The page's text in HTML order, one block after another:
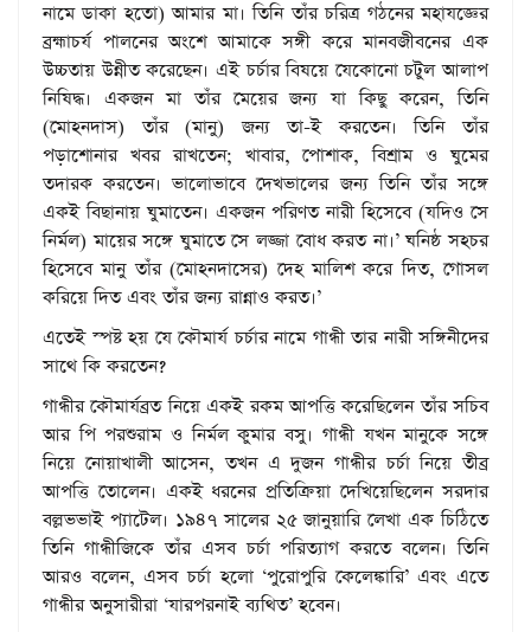
নামে ডাকা হতো) আমার মা। তিনি তাঁর চরিত্র গঠনের মহাযজ্ঞের
ব্রহ্মাচর্য পালনের অংশে আমাকে সঙ্গী করে মানবজীবনের এক
উচ্চতায় উন্নীত করেছেন। এই চর্চার বিষয়ে যেকোনো চটুল আলাপ
নিষিদ্ধ। একজন মা তাঁর মেয়ের জন্য যা কিছু করেন, তিনি
(মোহনদাস) তাঁর (মানু) জন্য তা-ই করতেন। তিনি তাঁর
পড়াশোনার খবর রাখতেন; খাবার, পোশাক, বিশ্রাম ও ঘুমের
তদারক করতেন। ভালোভাবে দেখভালের জন্য তিনি তাঁর সঙ্গে
একই বিছানায় ঘুমাতেন। একজন পরিণত নারী হিসেবে (যদিও সে
নির্মল) মায়ের সঙ্গে ঘুমাতে সে লজ্জা বোধ করত না।’ ঘনিষ্ঠ সহচর
হিসেবে মানু তাঁর (মোহনদাসের) দেহ মালিশ করে দিত, গোসল
করিয়ে দিত এবং তাঁর জন্য রান্নাও করত।’
এতেই স্পষ্ট হয় যে কৌমার্য চর্চার নামে গান্ধী তার নারী সঙ্গিনীদের
সাথে কি করতেন?
গান্ধীর কৌমার্যব্রত নিয়ে একই রকম আপত্তি করেছিলেন তাঁর সচিব
আর পি পরশুরাম ও নির্মল কুমার বসু। গান্ধী যখন মানুকে সঙ্গে
নিয়ে নোয়াখালী আসেন, তখন এ দুজন গান্ধীর চর্চা নিয়ে তীব্র
আপত্তি তোলেন। একই ধরনের প্রতিক্রিয়া দেখিয়েছিলেন সরদার
বল্লভভাই প্যাটেল। ১৯৪৭ সালের ২৫ জানুয়ারি লেখা এক চিঠিতে
তিনি গান্ধীজিকে তাঁর এসব চর্চা পরিত্যাগ করতে বলেন। তিনি
আরও বলেন, এসব চর্চা হলো ‘পুরোপুরি কেলেঙ্কারি’ এবং এতে
গান্ধীর অনুসারীরা ‘যারপরনাই ব্যথিত’ হবেন।